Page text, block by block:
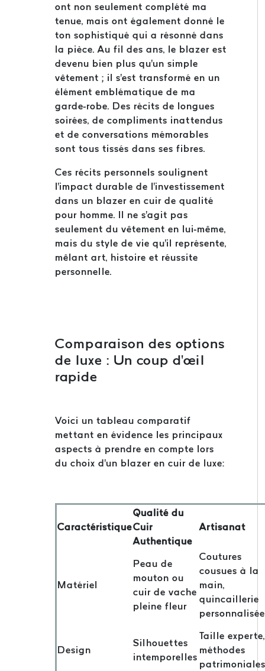
ont non seulement complété ma
tenue, mais ont également donné le
ton sophistiqué qui a résonné dans
la pièce. Au fil des ans, le blazer est
devenu bien plus qu'un simple
vêtement ; il s'est transformé en un
élément emblématique de ma
garde-robe. Des récits de longues
soirées, de compliments inattendus
et de conversations mémorables
sont tous tissés dans ses fibres.
Ces récits personnels soulignent
l'impact durable de l'investissement
dans un blazer en cuir de qualité
pour homme. Il ne s'agit pas
seulement du vêtement en lui-même,
mais du style de vie qu'il représente,
mêlant art, histoire et réussite
personnelle.
Comparaison des options
de luxe : Un coup d'œil
rapide
Voici un tableau comparatif
mettant en évidence les principaux
aspects à prendre en compte lors
du choix d'un blazer en cuir de luxe:
Caractéristique
Qualité du
Cuir
Authentique
Artisanat
Matériel
Peau de
mouton ou
cuir de vache
pleine fleur
Coutures
cousues à la
main,
quincaillerie
personnalisée
Design
Silhouettes
intemporelles
Taille experte,
méthodes
patrimoniales